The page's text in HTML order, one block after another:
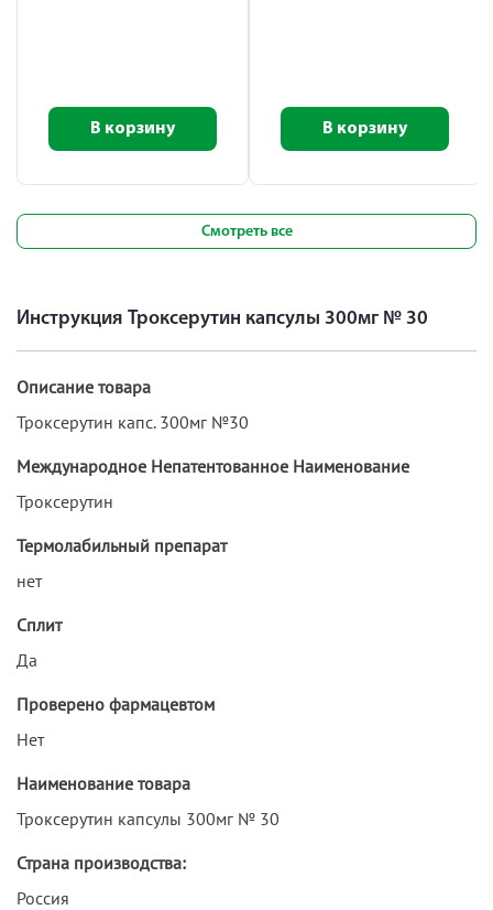
В корзину В корзину
Смотреть все
Инструкция Троксерутин капсулы 300мг № 30
Описание товара
Троксерутин капс. 300мг №30
Международное Непатентованное Наименование
Троксерутин
Термолабильный препарат
нет
Сплит
Да
Проверено фармацевтом
Нет
Наименование товара
Троксерутин капсулы 300мг № 30
Страна производства:
Россия